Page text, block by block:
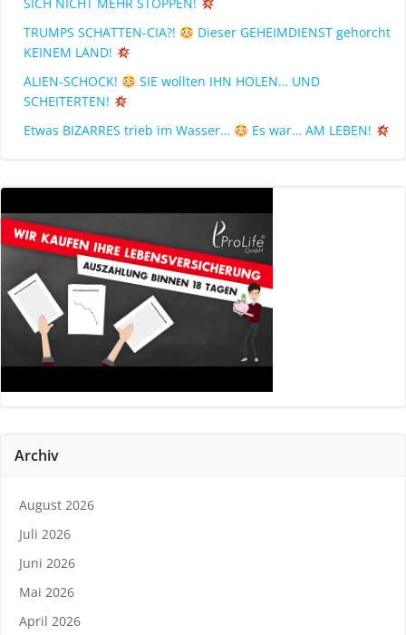
TRUMPS SCHATTEN-CIA?!
Dieser GEHEIMDIENST gehorcht
KEINEM LAND!
ALIEN-SCHOCK!
SIE wollten IHN HOLEN… UND
SCHEITERTEN!
Etwas BIZARRES trieb im Wasser…
Es war… AM LEBEN!
Archiv
August 2026
Juli 2026
Juni 2026
Mai 2026
April 2026